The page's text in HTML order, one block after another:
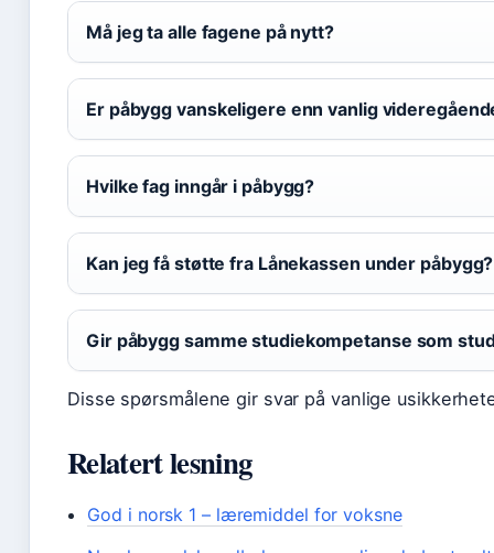
Må jeg ta alle fagene på nytt?
Er påbygg vanskeligere enn vanlig
Hvilke fag inngår i påbygg?
Kan jeg få støtte fra Lånekassen under påbygg?
Gir påbygg samme studiekompetanse som
Disse spørsmålene gir svar på vanlige
Relatert lesning
God i norsk 1 – læremiddel for voksne